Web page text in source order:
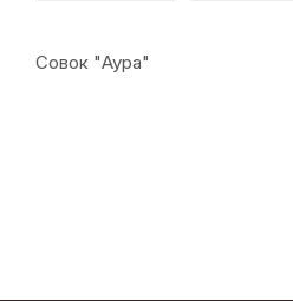
Совок "Аура"